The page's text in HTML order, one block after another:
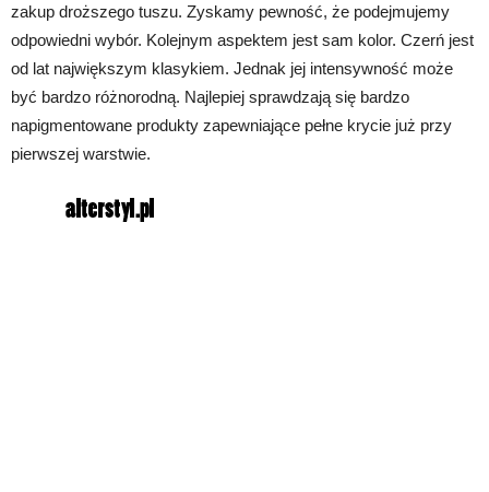
zakup droższego tuszu. Zyskamy pewność, że podejmujemy
odpowiedni wybór. Kolejnym aspektem jest sam kolor. Czerń jest
od lat największym klasykiem. Jednak jej intensywność może
być bardzo różnorodną. Najlepiej sprawdzają się bardzo
napigmentowane produkty zapewniające pełne krycie już przy
pierwszej warstwie.